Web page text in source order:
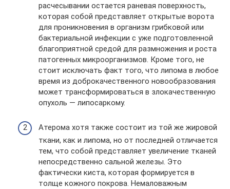
расчесывании остается раневая поверхность,
которая собой представляет открытые ворота
для проникновения в организм грибковой или
бактериальной инфекции с уже подготовленной
благоприятной средой для размножения и роста
патогенных микроорганизмов. Кроме того, не
стоит исключать факт того, что липома в любое
время из доброкачественного новообразования
может трансформироваться в злокачественную
опухоль — липосаркому.
Атерома хотя также состоит из той же жировой
ткани, как и липома, но от последней отличается
тем, что собой представляет увеличение тканей
непосредственно сальной железы. Это
фактически киста, которая формируется в
толще кожного покрова. Немаловажным